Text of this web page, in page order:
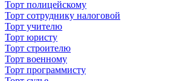
Торт полицейскому
Торт сотруднику налоговой
Торт учителю
Торт юристу
Торт строителю
Торт военному
Торт программисту